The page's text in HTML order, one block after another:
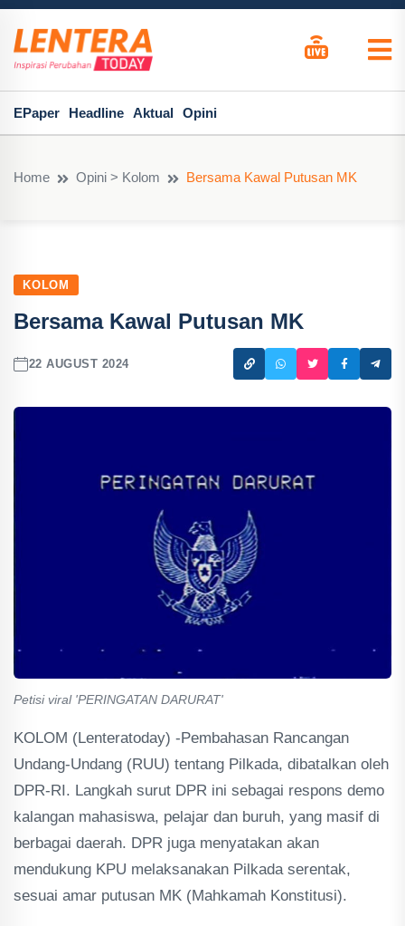
EPaper Headline Aktual Opini
Home Opini > Kolom Bersama Kawal Putusan MK
KOLOM
Bersama Kawal Putusan MK
22 AUGUST 2024
Petisi viral 'PERINGATAN DARURAT'
KOLOM (Lenteratoday) -Pembahasan Rancangan
Undang-Undang (RUU) tentang Pilkada, dibatalkan oleh
DPR-RI. Langkah surut DPR ini sebagai respons demo
kalangan mahasiswa, pelajar dan buruh, yang masif di
berbagai daerah. DPR juga menyatakan akan
mendukung KPU melaksanakan Pilkada serentak,
sesuai amar putusan MK (Mahkamah Konstitusi).